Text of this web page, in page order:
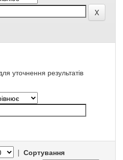
уточнення результатів
| Сортування